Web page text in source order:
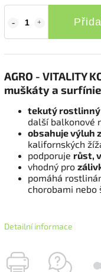
AGRO - VITALITY
muškáty a surfínie
tekutý
další balkonové
obsahuje výluh
kalifornských
podporuje růst,
vhodný pro
pomáhá
chorobami nebo
Detailní informace